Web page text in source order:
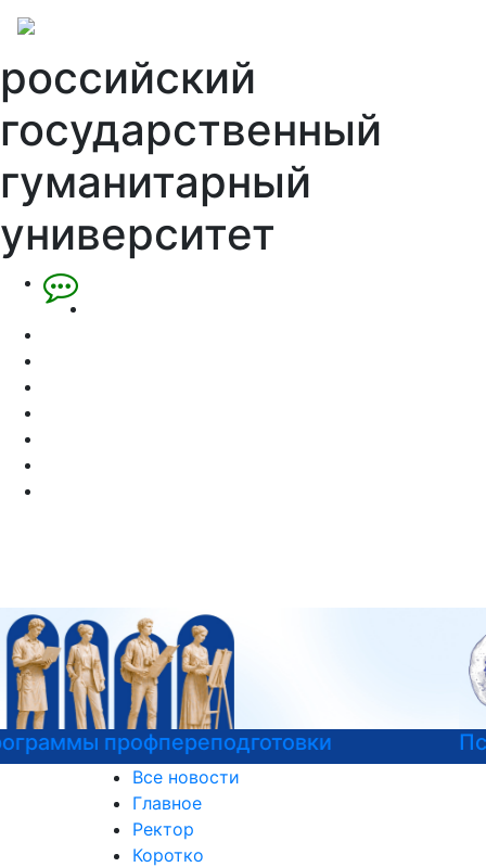
российский
государственный
гуманитарный
университет
Психологическая служба РГГУ
Все новости
Главное
Ректор
Коротко